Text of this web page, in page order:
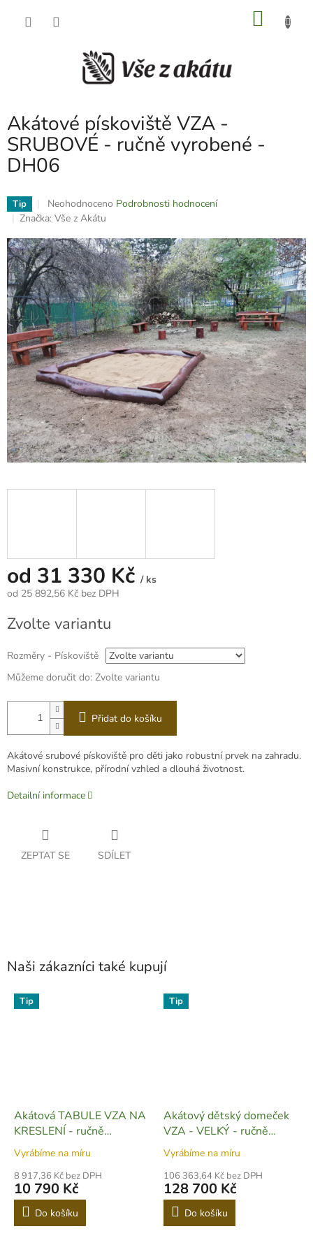
Akátové pískoviště VZA -
SRUBOVÉ - ručně vyrobené -
DH06
Tip
Průměrné
hodnocení
je
0,0
z
5
hvězdiček.
Neohodnoceno Podrobnosti hodnocení
Značka: Vše z Akátu
od 31 330 Kč / ks
od 25 892,56 Kč bez DPH
cena:
Zvolte variantu
Rozměry - Pískoviště
Můžeme doručit do: Zvolte variantu
Přidat do košíku
Akátové srubové pískoviště pro děti jako robustní prvek na zahradu.
Masivní konstrukce, přírodní vzhled a dlouhá životnost.
Detailní informace
ZEPTAT SE SDÍLET
Naši zákazníci také kupují
Tip
Akátová TABULE VZA NA
KRESLENÍ - ručně
vyrobená - DH09
Vyrábíme na míru
8 917,36 Kč bez DPH
10 790 Kč
Do košíku
Tip
Akátový dětský domeček
VZA - VELKÝ - ručně
vyrobený - DH11
Vyrábíme na míru
106 363,64 Kč bez DPH
128 700 Kč
Do košíku